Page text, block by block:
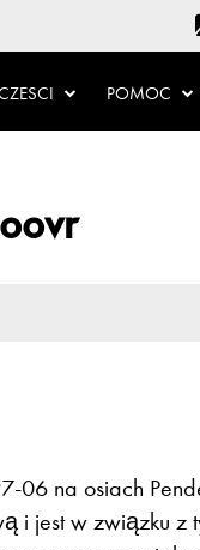
POMOC
06 na osiach
i jest w związku